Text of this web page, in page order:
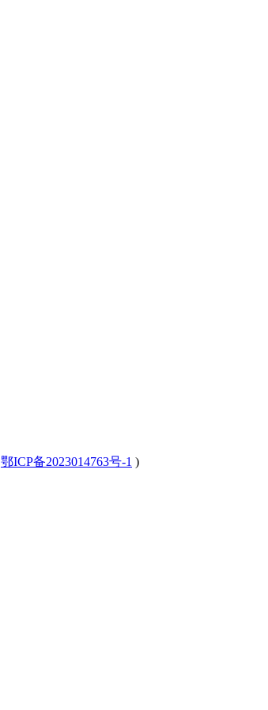
鄂ICP备2023014763号-1 )